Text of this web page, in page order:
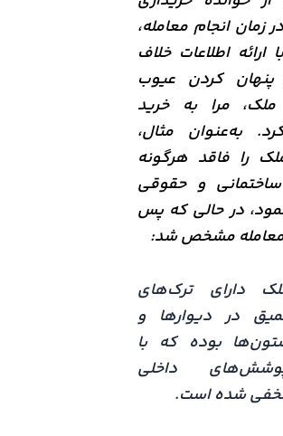
زمان انجام معامله،
ارائه اطلاعات خلاف
کردن عیوب
مرا به خرید
به‌عنوان مثال،
را فاقد هرگونه
و حقوقی
در حالی که پس
معامله مشخص شد:
دارای ترک‌های
در دیوارها و
بوده که با
داخلی
شده است.